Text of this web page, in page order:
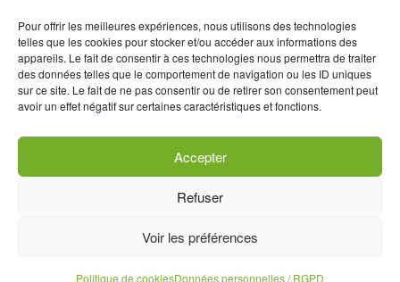
Pour offrir les meilleures expériences, nous utilisons des technologies
telles que les cookies pour stocker et/ou accéder aux informations des
appareils. Le fait de consentir à ces technologies nous permettra de traiter
des données telles que le comportement de navigation ou les ID uniques
sur ce site. Le fait de ne pas consentir ou de retirer son consentement peut
avoir un effet négatif sur certaines caractéristiques et fonctions.
Accepter
Refuser
Voir les préférences
Politique de cookiesDonnées personnelles / RGPD
Données personnelles / RGPD